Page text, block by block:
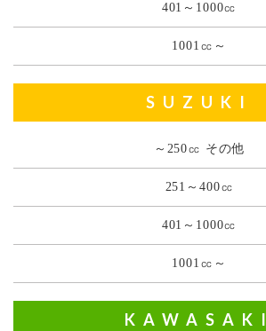
401～1000㏄
1001㏄～
SUZUKI
～250㏄ その他
251～400㏄
401～1000㏄
1001㏄～
KAWASAKI